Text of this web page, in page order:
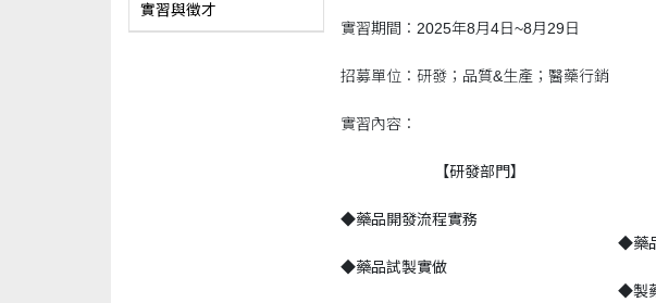
實習與徵才
實習期間：2025年8月4日~8月29日
招募單位：研發；品質&生產；醫藥行銷
實習內容：
【研發部門】
◆藥品開發流程實務
◆藥品試製實做
◆藥
◆製